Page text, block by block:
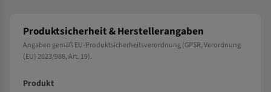
Produktsicherheit & Herstellerangaben
Angaben gemäß EU-Produktsicherheitsverordnung (GPSR, Verordnung
(EU) 2023/988, Art. 19).
Produkt